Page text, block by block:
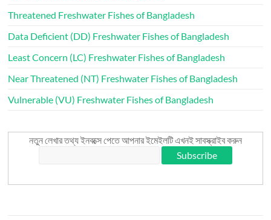
Threatened Freshwater Fishes of Bangladesh
Data Deficient (DD) Freshwater Fishes of Bangladesh
Least Concern (LC) Freshwater Fishes of Bangladesh
Near Threatened (NT) Freshwater Fishes of Bangladesh
Vulnerable (VU) Freshwater Fishes of Bangladesh
নতুন লেখার তথ্য ইনবক্সে পেতে আপনার ইমেইলটি এখনই সাবস্ক্রাইব করুন